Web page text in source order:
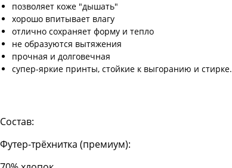
позволяет коже "дышать"
хорошо впитывает влагу
отлично сохраняет форму и тепло
не образуются вытяжения
прочная и долговечная
супер-яркие принты, стойкие к выгоранию и стирке.
Состав:
Футер-трёхнитка (премиум):